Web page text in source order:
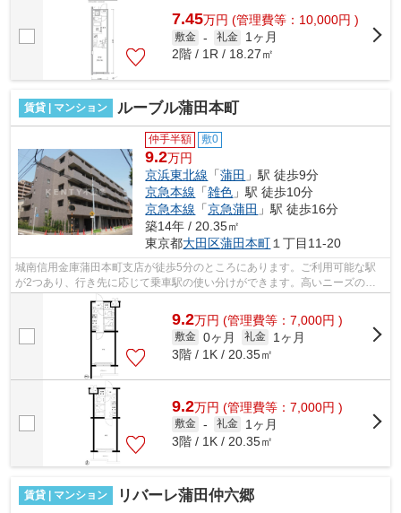
7.45万円 (管理費等：10,000円 )
敷金 - 礼金
1ヶ月
2階 / 1R / 18.27㎡
賃貸 | マンション ルーブル蒲田本町
仲手半額 敷0
9.2万円
京浜東北線 「蒲田 」駅 徒歩9分
京急本線 「雑色 」駅 徒歩10分
京急本線 「京急蒲田 」駅 徒歩16分
築14年 / 20.35㎡
東京都大田区蒲田本町１丁目11-20
城南信用金庫蒲田本町支店が徒歩5分のところにあります。ご利用可能な駅
が2つあり、行き先に応じて乗車駅の使い分けができます。高いニーズのあ
る、駅徒歩9分の物件です。駅まで平坦な...
9.2万円 (管理費等：7,000円 )
敷金 0ヶ月 礼金
1ヶ月
3階 / 1K / 20.35㎡
9.2万円 (管理費等：7,000円 )
敷金 - 礼金
1ヶ月
3階 / 1K / 20.35㎡
賃貸 | マンション リバーレ蒲田仲六郷